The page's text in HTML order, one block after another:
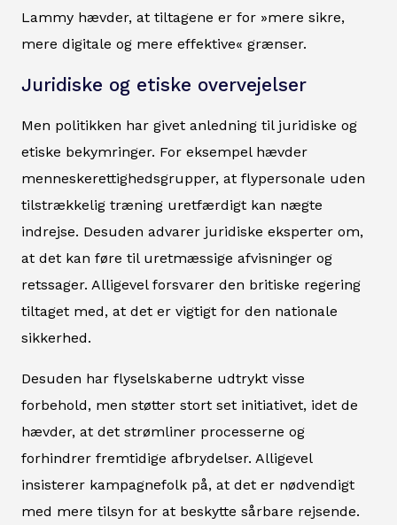
Lammy hævder, at tiltagene er for »mere sikre,
mere digitale og mere effektive« grænser.
Juridiske og etiske overvejelser
Men politikken har givet anledning til juridiske og
etiske bekymringer. For eksempel hævder
menneskerettighedsgrupper, at flypersonale uden
tilstrækkelig træning uretfærdigt kan nægte
indrejse. Desuden advarer juridiske eksperter om,
at det kan føre til uretmæssige afvisninger og
retssager. Alligevel forsvarer den britiske regering
tiltaget med, at det er vigtigt for den nationale
sikkerhed.
Desuden har flyselskaberne udtrykt visse
forbehold, men støtter stort set initiativet, idet de
hævder, at det strømliner processerne og
forhindrer fremtidige afbrydelser. Alligevel
insisterer kampagnefolk på, at det er nødvendigt
med mere tilsyn for at beskytte sårbare rejsende.